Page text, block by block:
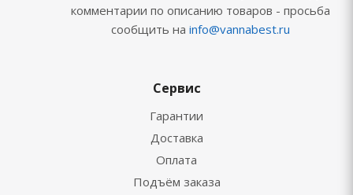
комментарии по описанию товаров - просьба
сообщить на info@vannabest.ru
Сервис
Гарантии
Доставка
Оплата
Подъём заказа